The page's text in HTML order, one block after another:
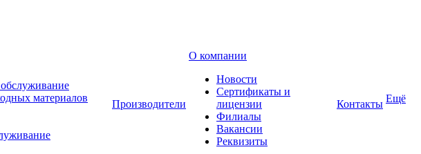
материалов
Производители
О компании
Новости
Сертификаты и
лицензии
Филиалы
Вакансии
Реквизиты
Контакты Ещё